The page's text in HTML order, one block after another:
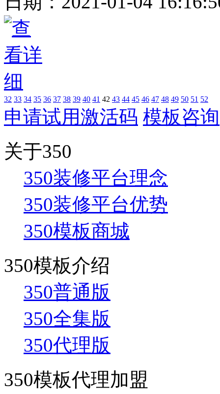
32 33 34 35 36 37 38 39 40 41 42 43 44 45 46 47 48 49 50 51 52
申请试用激活码 模板咨询
关于350
350装修平台理念
350装修平台优势
350模板商城
350模板介绍
350普通版
350全集版
350代理版
350模板代理加盟